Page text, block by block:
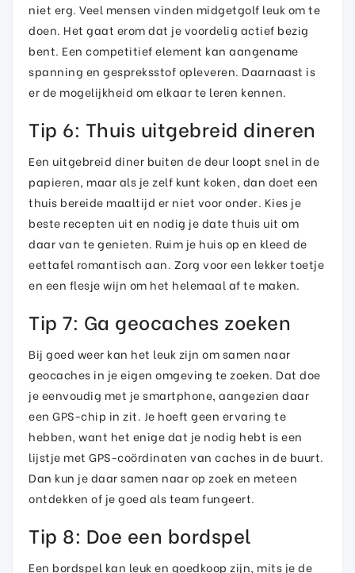
niet erg. Veel mensen vinden midgetgolf leuk om te
doen. Het gaat erom dat je voordelig actief bezig
bent. Een competitief element kan aangename
spanning en gespreksstof opleveren. Daarnaast is
er de mogelijkheid om elkaar te leren kennen.
Tip 6: Thuis uitgebreid dineren
Een uitgebreid diner buiten de deur loopt snel in de
papieren, maar als je zelf kunt koken, dan doet een
thuis bereide maaltijd er niet voor onder. Kies je
beste recepten uit en nodig je date thuis uit om
daar van te genieten. Ruim je huis op en kleed de
eettafel romantisch aan. Zorg voor een lekker toetje
en een flesje wijn om het helemaal af te maken.
Tip 7: Ga geocaches zoeken
Bij goed weer kan het leuk zijn om samen naar
geocaches in je eigen omgeving te zoeken. Dat doe
je eenvoudig met je smartphone, aangezien daar
een GPS-chip in zit. Je hoeft geen ervaring te
hebben, want het enige dat je nodig hebt is een
lijstje met GPS-coördinaten van caches in de buurt.
Dan kun je daar samen naar op zoek en meteen
ontdekken of je goed als team fungeert.
Tip 8: Doe een bordspel
Een bordspel kan leuk en goedkoop zijn, mits je de